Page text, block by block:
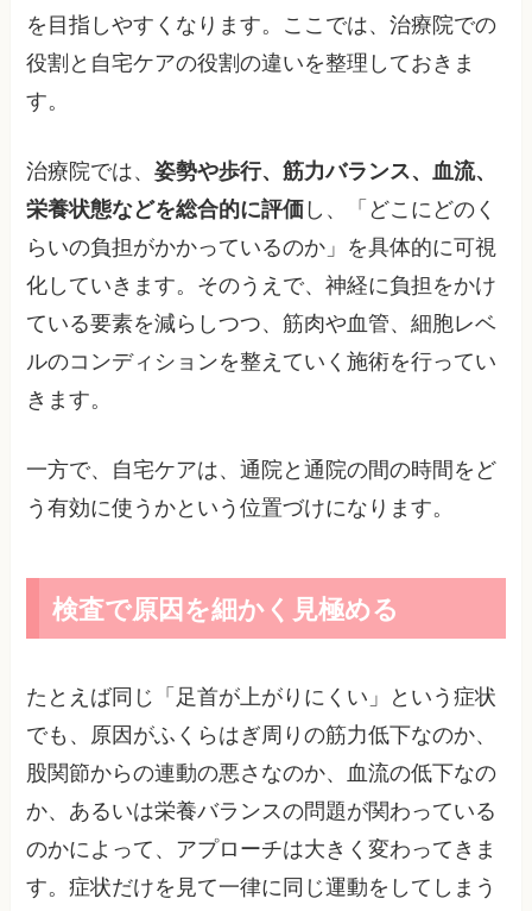
を目指しやすくなります。ここでは、治療院での
役割と自宅ケアの役割の違いを整理しておきま
す。
治療院では、姿勢や歩行、筋力バランス、血流、
栄養状態などを総合的に評価 し、「どこにどのく
らいの負担がかかっているのか」を具体的に可視
化していきます。そのうえで、神経に負担をかけ
ている要素を減らしつつ、筋肉や血管、細胞レベ
ルのコンディションを整えていく施術を行ってい
きます。
一方で、自宅ケアは、通院と通院の間の時間をど
う有効に使うかという位置づけになります。
検査で原因を細かく見極める
たとえば同じ「足首が上がりにくい」という症状
でも、原因がふくらはぎ周りの筋力低下なのか、
股関節からの連動の悪さなのか、血流の低下なの
か、あるいは栄養バランスの問題が関わっている
のかによって、アプローチは大きく変わってきま
す。症状だけを見て一律に同じ運動をしてしまう